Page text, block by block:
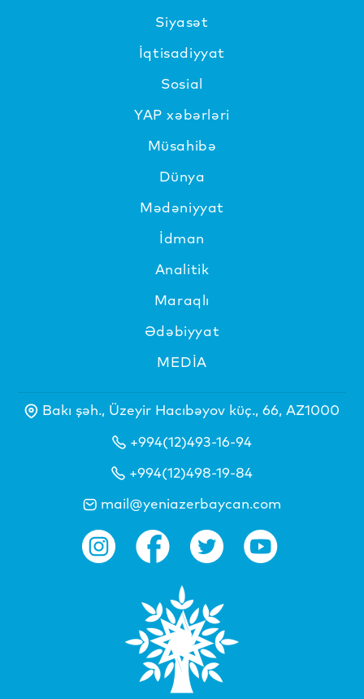
Siyasət
İqtisadiyyat
Sosial
YAP xəbərləri
Müsahibə
Dünya
Mədəniyyat
İdman
Analitik
Maraqlı
Ədəbiyyat
MEDİA
Bakı şəh., Üzeyir Hacıbəyov küç., 66, AZ1000
+994(12)493-16-94
+994(12)498-19-84
mail@yeniazerbaycan.com